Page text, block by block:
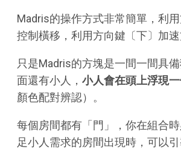
Madris的操作方式非常簡單，利
控制橫移，利用方向鍵〔下〕加速
只是Madris的方塊是一間一間具
面還有小人， 小人會在頭上浮現一
顏色配對辨認）。
每個房間都有「門」，你在組合
足小人需求的房間出現時，可以